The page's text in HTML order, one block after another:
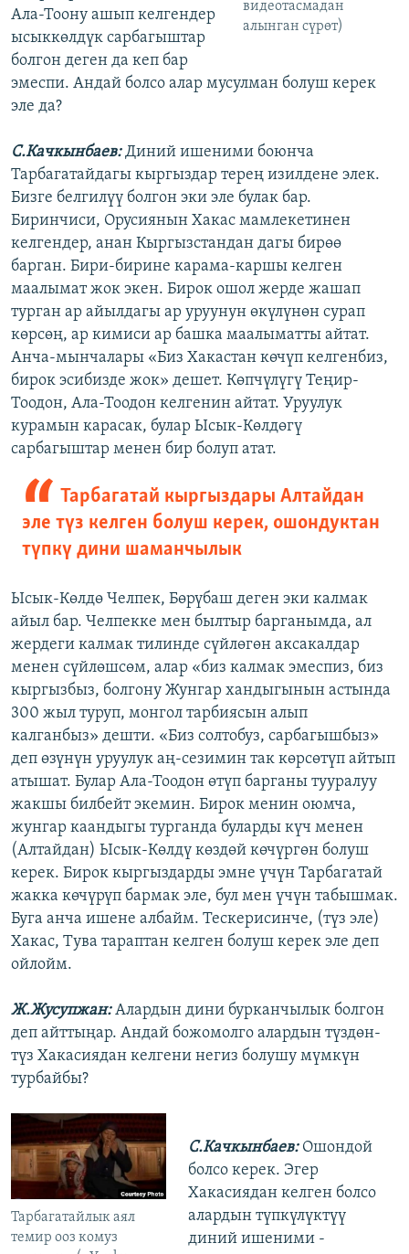
видеотасмадан
алынган сүрөт)
Ала-Тоону ашып келгендер
ысыккөлдүк сарбагыштар
болгон деген да кеп бар
эмеспи. Андай болсо алар мусулман болуш керек
эле да?
С.Качкынбаев:Диний ишеними боюнча
Тарбагатайдагы кыргыздар терең изилдене элек.
Бизге белгилүү болгон эки эле булак бар.
Биринчиси, Орусиянын Хакас мамлекетинен
келгендер, анан Кыргызстандан дагы бирөө
барган. Бири-бирине карама-каршы келген
маалымат жок экен. Бирок ошол жерде жашап
турган ар айылдагы ар уруунун өкүлүнөн сурап
көрсөң, ар кимиси ар башка маалыматты айтат.
Анча-мынчалары «Биз Хакастан көчүп келгенбиз,
бирок эсибизде жок» дешет. Көпчүлүгү Теңир-
Тоодон, Ала-Тоодон келгенин айтат. Уруулук
курамын карасак, булар Ысык-Көлдөгү
сарбагыштар менен бир болуп атат.
Тарбагатай кыргыздары Алтайдан
эле түз келген болуш керек, ошондуктан
түпкү дини шаманчылык
Ысык-Көлдө Челпек, Бөрүбаш деген эки калмак
айыл бар. Челпекке мен былтыр барганымда, ал
жердеги калмак тилинде сүйлөгөн аксакалдар
менен сүйлөшсөм, алар «биз калмак эмеспиз, биз
кыргызбыз, болгону Жунгар хандыгынын астында
300 жыл туруп, монгол тарбиясын алып
калганбыз» дешти. «Биз солтобуз, сарбагышбыз»
деп өзүнүн уруулук аң-сезимин так көрсөтүп айтып
атышат. Булар Ала-Тоодон өтүп барганы тууралуу
жакшы билбейт экемин. Бирок менин оюмча,
жунгар каандыгы турганда буларды күч менен
(Алтайдан) Ысык-Көлдү көздөй көчүргөн болуш
керек. Бирок кыргыздарды эмне үчүн Тарбагатай
жакка көчүрүп бармак эле, бул мен үчүн табышмак.
Буга анча ишене албайм. Тескерисинче, (түз эле)
Хакас, Тува тараптан келген болуш керек эле деп
ойлойм.
Ж.Жусупжан:Алардын дини бурканчылык болгон
деп айттыңар. Андай божомолго алардын түздөн-
түз Хакасиядан келгени негиз болушу мүмкүн
турбайбы?
Тарбагатайлык аял
темир ооз комуз
С.Качкынбаев:Ошондой
болсо керек. Эгер
Хакасиядан келген болсо
алардын түпкүлүктүү
диний ишеними -